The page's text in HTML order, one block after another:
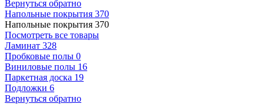
Вернуться обратно
Напольные покрытия 370
Напольные покрытия 370
Посмотреть все товары
Ламинат 328
Пробковые полы 0
Виниловые полы 16
Паркетная доска 19
Подложки 6
Вернуться обратно